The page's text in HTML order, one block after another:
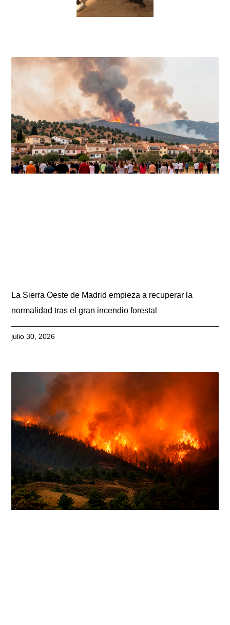
La Sierra Oeste de Madrid empieza a recuperar la
normalidad tras el gran incendio forestal
julio 30, 2026